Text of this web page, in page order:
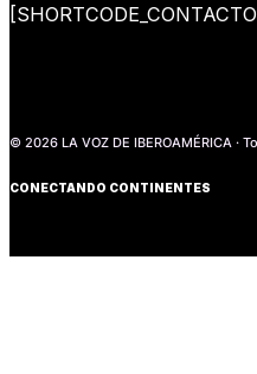
© 2026 LA VOZ DE IBEROAMÉRICA ·
CONECTANDO CONTINENTES